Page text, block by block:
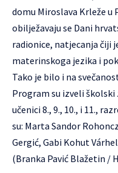
domu Miroslava Krleže u
obilježavaju se Dani
radionice, natjecanja čiji
materinskoga jezika i
Tako je bilo i na
Program su izveli
učenici 8., 9., 10., i 11.,
su: Marta Sandor
Gergić, Gabi Kohut
(Branka Pavić Blažetin /